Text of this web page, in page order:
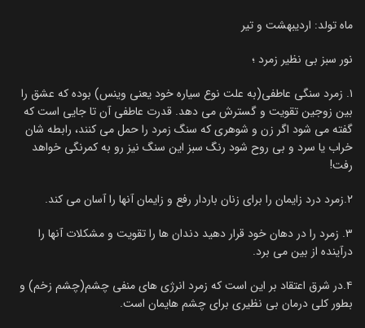
ماه تولد: اردیبهشت و تیر
نور سبز بی نظیر زمرد ؛
۱. زمرد سنگی عاطفی(به علت نوع سیاره خود یعنی وینس) بوده که عشق را
بین زوجین تقویت و گسترش می دهد. قدرت عاطفی آن تا جایی است که
گفته می شود اگر زن و شوهری که سنگ زمرد را حمل می کنند، رابطه شان
خراب یا سرد و بی روح شود رنگ سبز این سنگ نیز رو به کمرنگی خواهد
رفت!
۲.زمرد درد زایمان را برای زنان باردار رفع و زایمان آنها را آسان می کند.
۳. زمرد را در دهان خود قرار دهید دندان ها را تقویت و مشکلات آنها را
درآینده از بین می برد.
۴.در شرق اعتقاد بر این است که زمرد انرژی های منفی چشم(چشم زخم) و
بطور کلی درمان بی نظیری برای چشم هایمان است.